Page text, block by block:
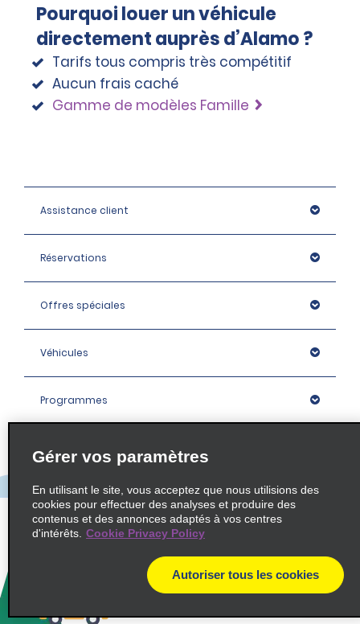
Pourquoi louer un véhicule
directement auprès d’Alamo ?
Tarifs tous compris très compétitif
Aucun frais caché
Gamme de modèles Famille
Assistance client
Réservations
Offres spéciales
Véhicules
Programmes
Entreprise
Agences
Policies / Sitemap
Gérer vos paramètres
En utilisant le site, vous acceptez que nous utilisions des
cookies pour effectuer des analyses et produire des
contenus et des annonces adaptés à vos centres
d'intérêts. Cookie Privacy Policy
Autoriser tous les cookies